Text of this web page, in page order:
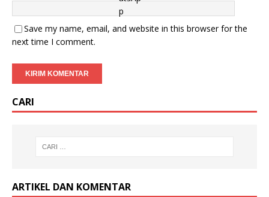
Save my name, email, and website in this browser for the
next time I comment.
CARI
ARTIKEL DAN KOMENTAR